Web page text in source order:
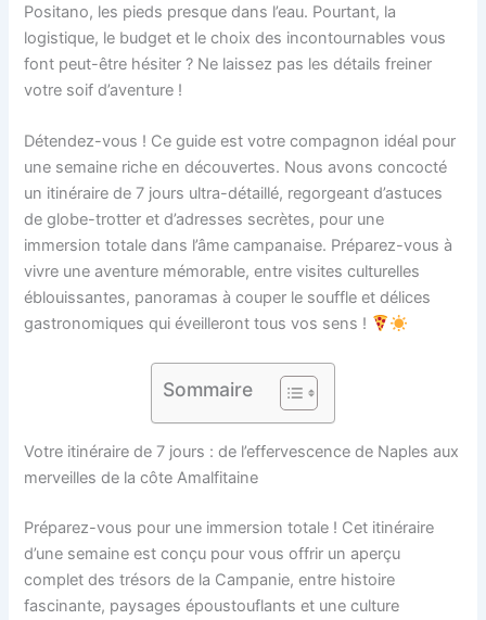
Positano, les pieds presque dans l’eau. Pourtant, la
logistique, le budget et le choix des incontournables vous
font peut-être hésiter ? Ne laissez pas les détails freiner
votre soif d’aventure !
Détendez-vous ! Ce guide est votre compagnon idéal pour
une semaine riche en découvertes. Nous avons concocté
un itinéraire de 7 jours ultra-détaillé, regorgeant d’astuces
de globe-trotter et d’adresses secrètes, pour une
immersion totale dans l’âme campanaise. Préparez-vous à
vivre une aventure mémorable, entre visites culturelles
éblouissantes, panoramas à couper le souffle et délices
gastronomiques qui éveilleront tous vos sens !
Sommaire
Votre itinéraire de 7 jours : de l’effervescence de Naples aux
merveilles de la côte Amalfitaine
Préparez-vous pour une immersion totale ! Cet itinéraire
d’une semaine est conçu pour vous offrir un aperçu
complet des trésors de la Campanie, entre histoire
fascinante, paysages époustouflants et une culture